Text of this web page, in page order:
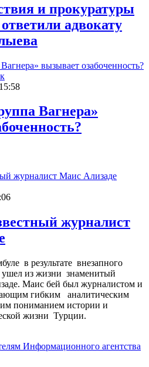
и прокуратуры
адвокату
Вагнера»
журналист
в результате внезапного
ушел из жизни знаменитый
Маис бей был журналистом и
гибким аналитическим
пониманием истории и
жизни Турции.